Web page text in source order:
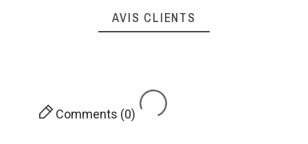
AVIS CLIENTS
Comments (0)